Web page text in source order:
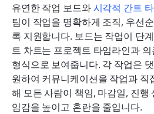
유연한 작업 보드와 시각적 간트
팀이 작업을 명확하게 조직, 우선
록 지원합니다. 보드는 작업이 단
트 차트는 프로젝트 타임라인과
형식으로 보여줍니다. 각 작업은
원하여 커뮤니케이션을 작업과 직
해 모든 사람이 책임, 마감일, 진행
임감을 높이고 혼란을 줄입니다.